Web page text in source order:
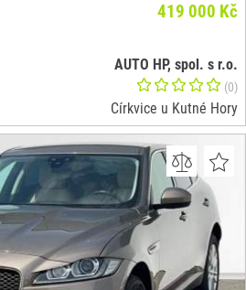
419 000 Kč
AUTO HP, spol. s r.o.
(0)
Církvice u Kutné Hory